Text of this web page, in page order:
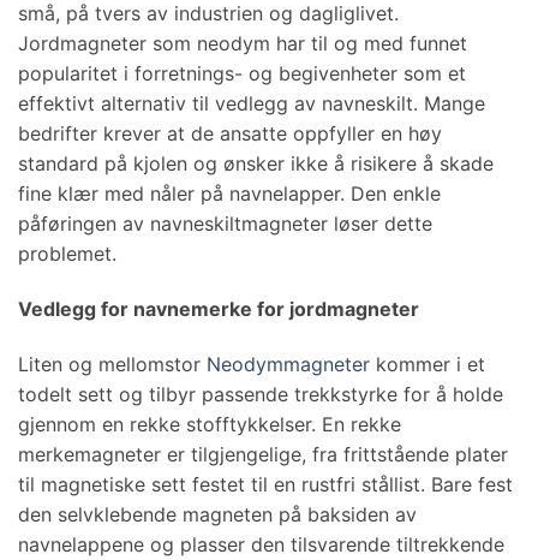
små, på tvers av industrien og dagliglivet.
Jordmagneter som neodym har til og med funnet
popularitet i forretnings- og begivenheter som et
effektivt alternativ til vedlegg av navneskilt. Mange
bedrifter krever at de ansatte oppfyller en høy
standard på kjolen og ønsker ikke å risikere å skade
fine klær med nåler på navnelapper. Den enkle
påføringen av navneskiltmagneter løser dette
problemet.
Vedlegg for navnemerke for jordmagneter
Liten og mellomstor Neodymmagneter kommer i et
todelt sett og tilbyr passende trekkstyrke for å holde
gjennom en rekke stofftykkelser. En rekke
merkemagneter er tilgjengelige, fra frittstående plater
til magnetiske sett festet til en rustfri stållist. Bare fest
den selvklebende magneten på baksiden av
navnelappene og plasser den tilsvarende tiltrekkende